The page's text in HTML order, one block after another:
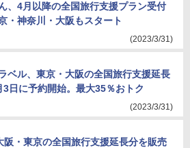
、4月以降の全国旅行支援プラン受付
・神奈川・大阪もスタート
(2023/3/31)
ベル、東京・大阪の全国旅行支援延長
3日に予約開始。最大35％おトク
(2023/3/31)
阪・東京の全国旅行支援延長分を販売